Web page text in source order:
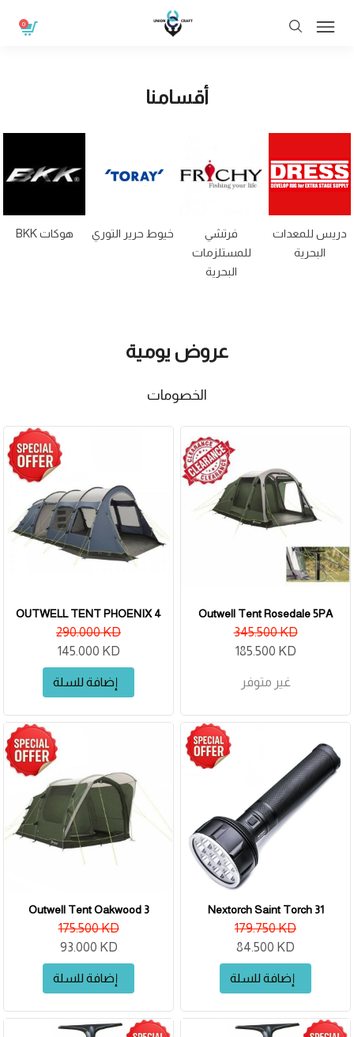
0
أقسامنا
خيوط حرير التوري
فرتشي
دريس للمعدات
البحرية
بروكس
عروض يومية
الخصومات
Outwell Tent Rosedale 5PA
345.500 KD
185.500 KD
غير متوفر
OUTWELL TENT PHOENIX 4
290.000 KD
145.000 KD
إضافة للسلة
Nextorch Saint Torch 31
179.750 KD
84.500 KD
إضافة للسلة
Outwell Tent Oakwood 3
175.500 KD
93.000 KD
إضافة للسلة